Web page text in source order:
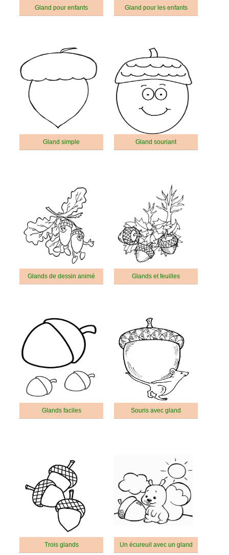
Gland pour enfants Gland pour les enfants
Gland simple Gland souriant
Glands de dessin animé Glands et feuilles
Glands faciles Souris avec gland
Trois glands Un écureuil avec un gland